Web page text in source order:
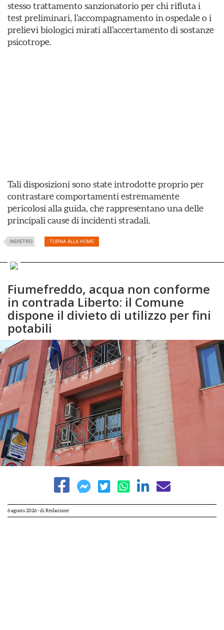
stesso trattamento sanzionatorio per chi rifiuta i
test preliminari, l’accompagnamento in ospedale o i
prelievi biologici mirati all’accertamento di sostanze
psicotrope.
Tali disposizioni sono state introdotte proprio per
contrastare comportamenti estremamente
pericolosi alla guida, che rappresentano una delle
principali cause di incidenti stradali.
INDIETRO TORNA ALLA HOME
Fiumefreddo, acqua non conforme
in contrada Liberto: il Comune
dispone il divieto di utilizzo per fini
potabili
6 agosto 2026- di Redazione